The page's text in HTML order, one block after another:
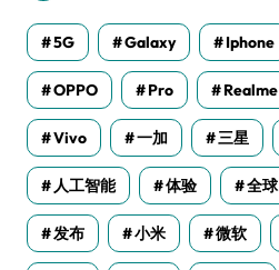
5G Galaxy Iphone
OPPO Pro Realme
Vivo 一加 三星
人工智能 体验 全球
发布 小米 微软